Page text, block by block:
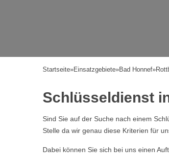
Startseite»Einsatzgebiete»Bad Honnef»
Schlüsseldienst
Sind Sie auf der Suche nach einem
Stelle da wir genau diese Kriterien für
Dabei können Sie sich bei uns einen